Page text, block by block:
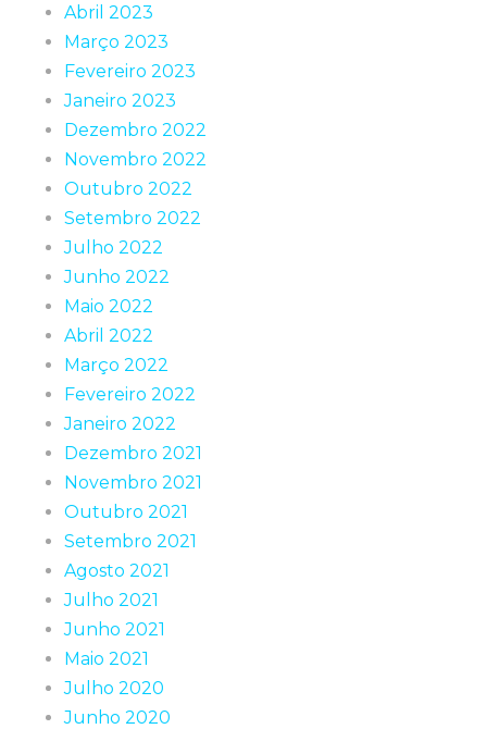
Abril 2023
Março 2023
Fevereiro 2023
Janeiro 2023
Dezembro 2022
Novembro 2022
Outubro 2022
Setembro 2022
Julho 2022
Junho 2022
Maio 2022
Abril 2022
Março 2022
Fevereiro 2022
Janeiro 2022
Dezembro 2021
Novembro 2021
Outubro 2021
Setembro 2021
Agosto 2021
Julho 2021
Junho 2021
Maio 2021
Julho 2020
Junho 2020